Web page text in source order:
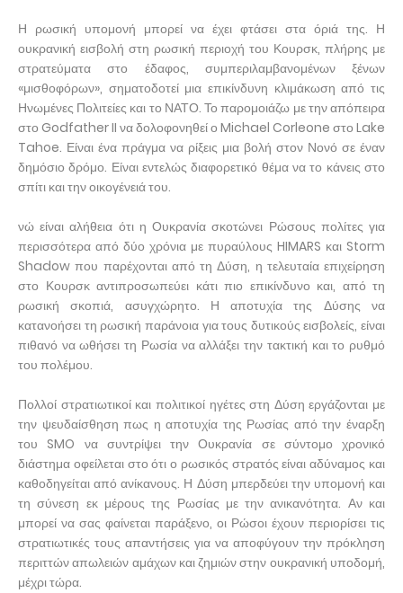
Η ρωσική υπομονή μπορεί να έχει φτάσει στα όριά της. Η
ουκρανική εισβολή στη ρωσική περιοχή του Κουρσκ, πλήρης με
στρατεύματα στο έδαφος, συμπεριλαμβανομένων ξένων
«μισθοφόρων», σηματοδοτεί μια επικίνδυνη κλιμάκωση από τις
Ηνωμένες Πολιτείες και το ΝΑΤΟ. Το παρομοιάζω με την απόπειρα
στο Godfather II να δολοφονηθεί ο Michael Corleone στο Lake
Tahoe. Είναι ένα πράγμα να ρίξεις μια βολή στον Νονό σε έναν
δημόσιο δρόμο. Είναι εντελώς διαφορετικό θέμα να το κάνεις στο
σπίτι και την οικογένειά του.
νώ είναι αλήθεια ότι η Ουκρανία σκοτώνει Ρώσους πολίτες για
περισσότερα από δύο χρόνια με πυραύλους HIMARS και Storm
Shadow που παρέχονται από τη Δύση, η τελευταία επιχείρηση
στο Κουρσκ αντιπροσωπεύει κάτι πιο επικίνδυνο και, από τη
ρωσική σκοπιά, ασυγχώρητο. Η αποτυχία της Δύσης να
κατανοήσει τη ρωσική παράνοια για τους δυτικούς εισβολείς, είναι
πιθανό να ωθήσει τη Ρωσία να αλλάξει την τακτική και το ρυθμό
του πολέμου.
Πολλοί στρατιωτικοί και πολιτικοί ηγέτες στη Δύση εργάζονται με
την ψευδαίσθηση πως η αποτυχία της Ρωσίας από την έναρξη
του SMO να συντρίψει την Ουκρανία σε σύντομο χρονικό
διάστημα οφείλεται στο ότι ο ρωσικός στρατός είναι αδύναμος και
καθοδηγείται από ανίκανους. Η Δύση μπερδεύει την υπομονή και
τη σύνεση εκ μέρους της Ρωσίας με την ανικανότητα. Αν και
μπορεί να σας φαίνεται παράξενο, οι Ρώσοι έχουν περιορίσει τις
στρατιωτικές τους απαντήσεις για να αποφύγουν την πρόκληση
περιττών απωλειών αμάχων και ζημιών στην ουκρανική υποδομή,
μέχρι τώρα.